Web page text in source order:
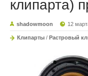
клипарта)
shadowmoon 12
Клипарты / Растровый